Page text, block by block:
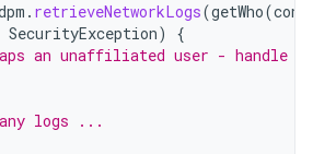
. retrieveNetworkLogs(getWho(
SecurityException)
{
an unaffiliated user - handle
logs ...